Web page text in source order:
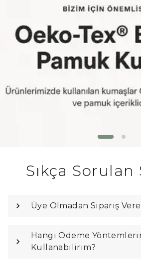
Sıkça
Üye Olmadan Sipariş
Hangi Ödeme
Kullanabilirim?